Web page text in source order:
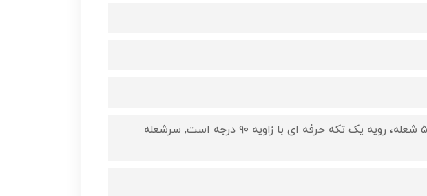
این اجاق تکنوگاز دارای مشعل های دیفندی ۵ شعله، رویه یک تکه حرفه ای با زاویه ۹۰ درجه است, سرشعله